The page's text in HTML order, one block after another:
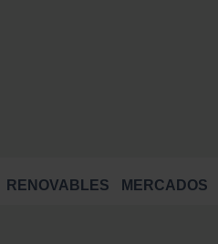
RENOVABLES MERCADOS